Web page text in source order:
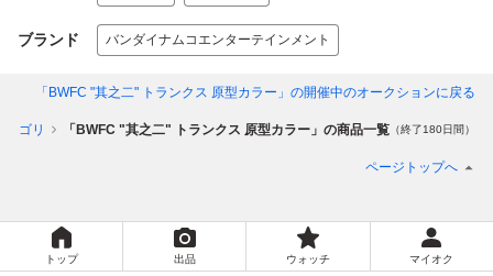
ブランド バンダイナムコエンターテインメント
「BWFC "其之二" トランクス 原型カラー」 の開催中のオークションに戻る
テゴリ 「BWFC "其之二" トランクス 原型カラー」の商品一覧 （終了180日間）
ページトップへ
トップ 出品 ウォッチ マイオク